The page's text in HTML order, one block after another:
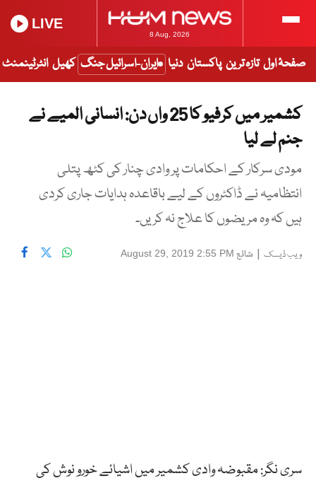
8 Aug, 2026
LIVE
صفحۂ اول تازہ ترین پاکستان دنیا ایران-اسرائیل جنگ کھیل انٹرٹینمنٹ
کشمیر میں کرفیو کا 25 واں دن: انسانی المیے نے
جنم لے لیا
مودی سرکار کے احکامات پر وادی چنار کی کٹھ پتلی
انتظامیہ نے ڈاکٹروں کے لیے باقاعدہ ہدایات جاری کردی
ہیں کہ وہ مریضوں کا علاج نہ کریں۔
ویب ڈیسک | شائع August 29, 2019 2:55 PM
سری نگر: مقبوضہ وادی کشمیر میں اشیائے خورو نوش کی